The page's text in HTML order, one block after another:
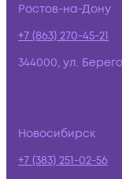
Ростов-на-Дону
+7 (863) 270-45-21
344000, ул.
Новосибирск
+7 (383) 251-02-56